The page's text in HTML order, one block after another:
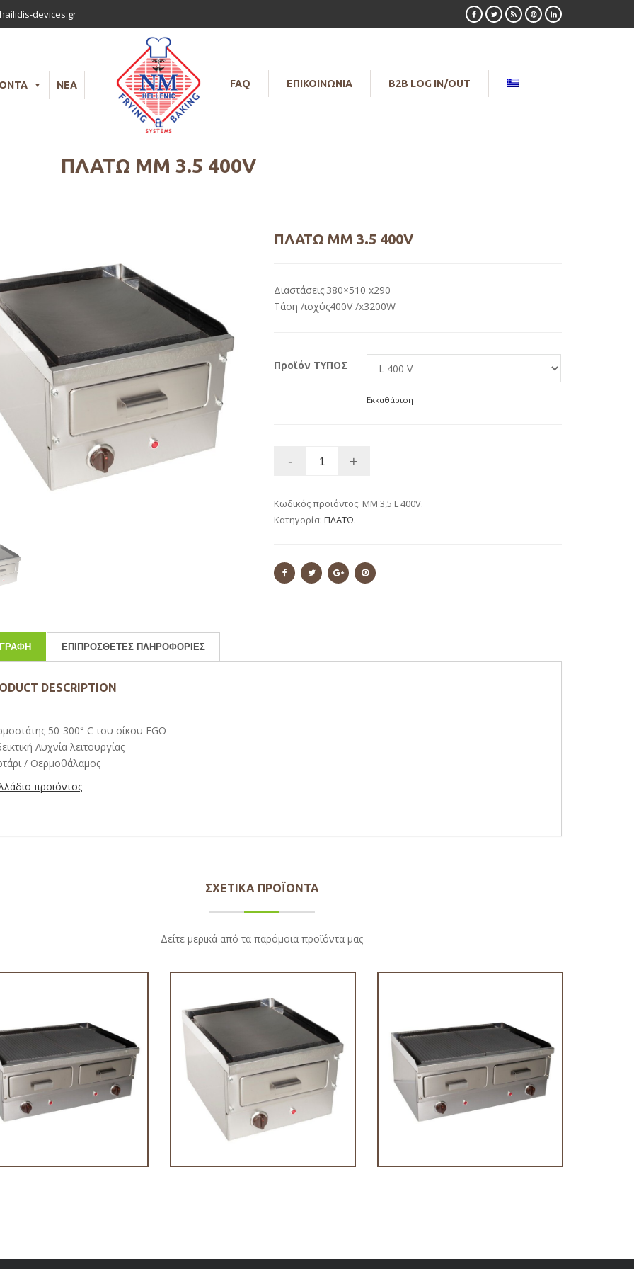
devices.gr
ΝΕΑ FAQ ΕΠΙΚΟΙΝΩΝΙΑ B2B LOG IN/OUT
ΠΛΑΤΏ ΜΜ 3.5 400V
ΠΛΑΤΏ ΜΜ 3.5 400V
Διαστάσεις:380×510 x290
Τάση /ισχύς400V /x3200W
Προϊόν ΤΥΠΟΣ
Εκκαθάριση
Κωδικός προϊόντος: MM 3,5 L 400V.
Κατηγορία:ΠΛΑΤΩ.
ΕΠΙΠΡΌΣΘΕΤΕΣ ΠΛΗΡΟΦΟΡΊΕΣ
DESCRIPTION
50-300° C του οίκου EGO
Λυχνία λειτουργίας
/ Θερμοθάλαμος
προιόντος
ΣΧΕΤΙΚΆ ΠΡΟΪΌΝΤΑ
Δείτε μερικά από τα παρόμοια προϊόντα μας
Πλατώ ΜΜ 7 400V ΠΛΑΤΩ ΜΜ 3.5 230V Πλατώ ΜΜ 7 230V